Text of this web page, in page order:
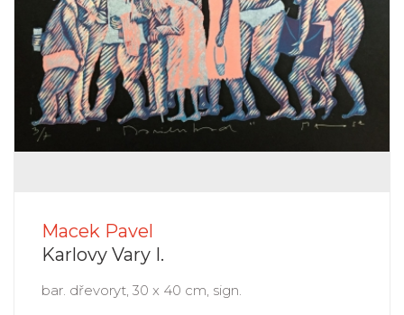
Macek Pavel
Karlovy Vary I.
bar. dřevoryt, 30 x 40 cm, sign.